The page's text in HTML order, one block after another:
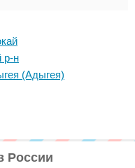
р-н
(Адыгея)
России